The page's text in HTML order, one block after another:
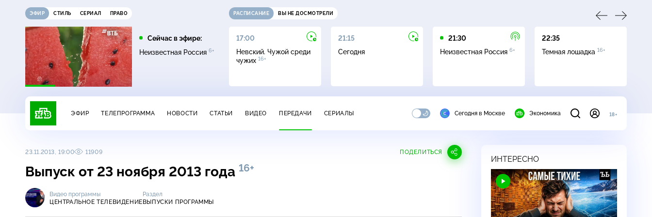
ЭФИР СТИЛЬ СЕРИАЛ ПРАВО
Сейчас в эфире:
Неизвестная Россия 6+
РАСПИСАНИЕ ВЫ НЕ ДОСМОТРЕЛИ
13:45
Невский. Проверка на
прочность 16+
16:00
Сегодня
17:00
Невский. Чужой среди
чужих 16+
21:15
Сегодня
21:30
Неизвестная Россия 6+
22:35
Темная лошадка 16+
ЭФИР ТЕЛЕПРОГРАММА НОВОСТИ СТАТЬИ ВИДЕО ПЕРЕДАЧИ СЕРИАЛЫ Сегодня в Москве Экономика 18+
23.11.2013, 19:00 11909 ПОДЕЛИТЬСЯ
Выпуск от 23 ноября 2013 года 16+
Видео программы
ЦЕНТРАЛЬНОЕ ТЕЛЕВИДЕНИЕ
Раздел
ВЫПУСКИ ПРОГРАММЫ
ИНТЕРЕСНО